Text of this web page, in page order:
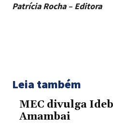
Patrícia Rocha – Editora
Leia também
MEC divulga
Amambai